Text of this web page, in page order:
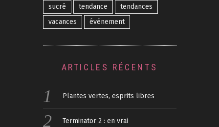
sucré
tendance
tendances
vacances
événement
ARTICLES RÉCENTS
Plantes vertes, esprits libres
Terminator 2 : en vrai